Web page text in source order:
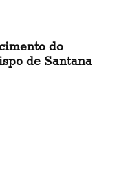
do
de Santana